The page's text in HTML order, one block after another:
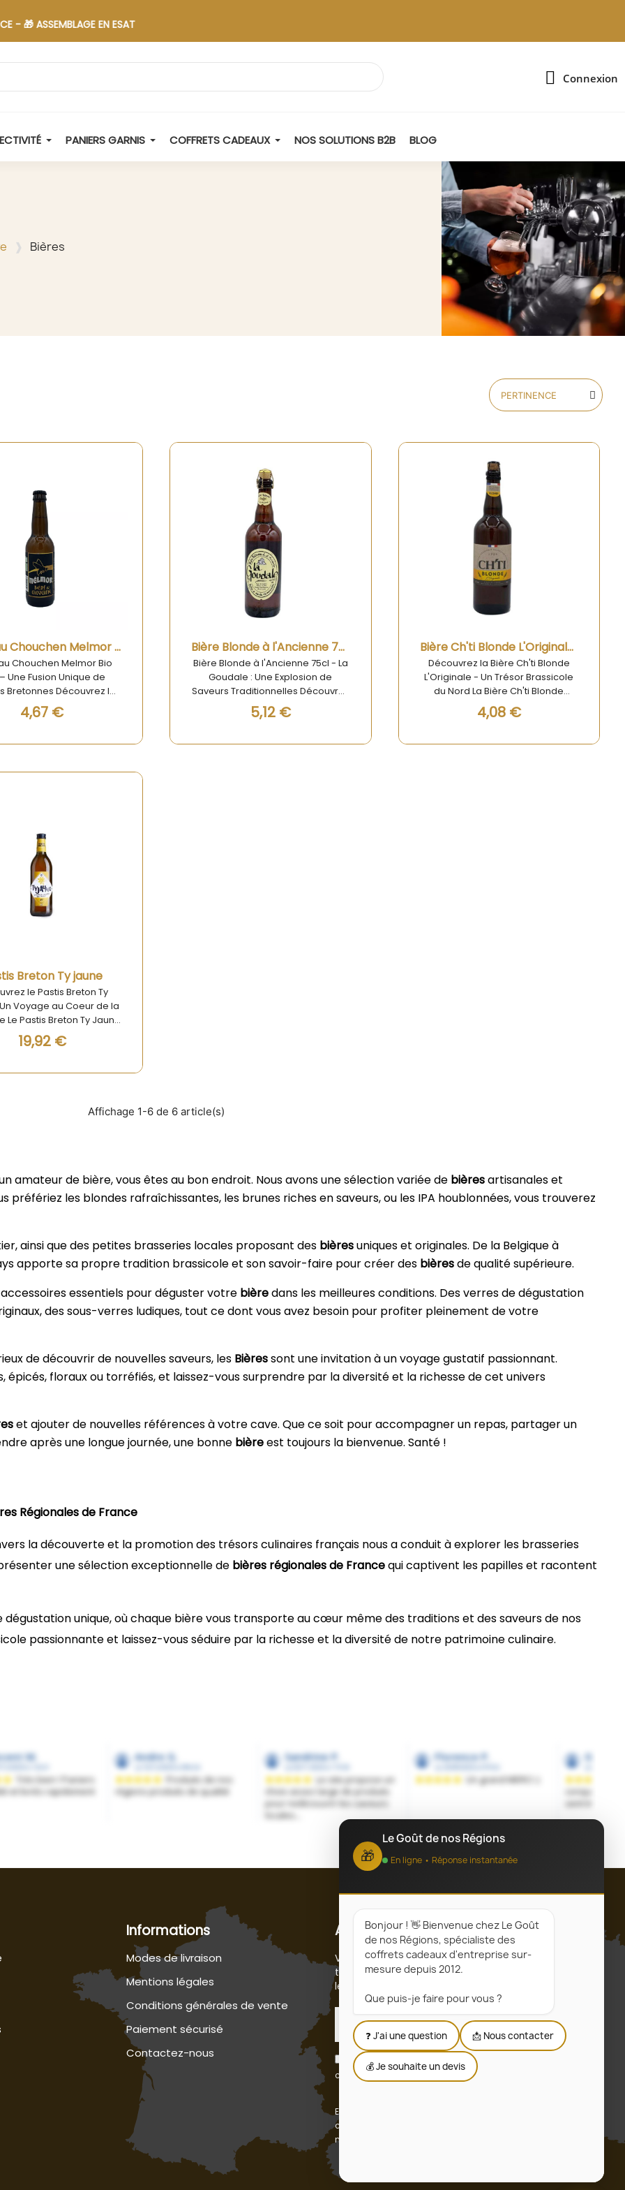
EN ESAT
Connexion
PANIERS GARNIS COFFRETS CADEAUX NOS SOLUTIONS B2B BLOG
Bières
Aperçu rapide Bière au Chouchen Melmor Bio 33cl
Chouchen Melmor Bio
Une Fusion Unique de
Bretonnes Découvrez la
Chouchen Melmor Bio
véritable innovation dans
Cette bière bio
française avec
avec des ingrédients
cette bière se
par son goût raffiné et
sucré, idéal pour les
de saveurs originales.
notre bière au
Melmor, vous optez
4,67 €
Aperçu rapide Bière Blonde à l'Ancienne 75cl - La Goudale
Bière Blonde à l'Ancienne 75cl - La
Goudale : Une Explosion de
Saveurs Traditionnelles Découvrez
la Bière Blonde à l'Ancienne 75cl
de La Goudale, un véritable délice
artisanales. Cette bière, d'une
5,12 €
Aperçu rapide Bière Ch'ti Blonde L'Originale - Bière De Garde
Découvrez la Bière Ch'ti Blonde
L'Originale - Un Trésor Brassicole
du Nord La Bière Ch'ti Blonde
L'Originale est bien plus qu'une
simple bière, c'est une expérience
richesse et l'authenticité du terroir
4,08 €
Aperçu rapide
Breton Ty jaune
le Pastis Breton Ty
Voyage au Coeur de la
Le Pastis Breton Ty Jaune
plus qu'une simple
alcoolisée ; c'est une
directement en
traditionnelle, ce pastis
un goût authentique et
une harmonie parfaite
des notes herbacées
Parfait pour les moments
il se savoure aussi bien
pour clôturer une
une note chaleureuse.
19,92 €
Affichage 1-6 de 6 article(s)
amateur de bière, vous êtes au bon endroit. Nous avons une sélection variée de bièresartisanales et
préfériez les blondes rafraîchissantes, les brunes riches en saveurs, ou les IPA houblonnées, vous trouverez
ainsi que des petites brasseries locales proposant des bièresuniques et originales. De la Belgique à
apporte sa propre tradition brassicole et son savoir-faire pour créer des bièresde qualité supérieure.
essentiels pour déguster votre bièredans les meilleures conditions. Des verres de dégustation
des sous-verres ludiques, tout ce dont vous avez besoin pour profiter pleinement de votre
de découvrir de nouvelles saveurs, les Bièressont une invitation à un voyage gustatif passionnant.
épicés, floraux ou torréfiés, et laissez-vous surprendre par la diversité et la richesse de cet univers
et ajouter de nouvelles références à votre cave. Que ce soit pour accompagner un repas, partager un
après une longue journée, une bonne bièreest toujours la bienvenue. Santé !
Régionales de France
la découverte et la promotion des trésors culinaires français nous a conduit à explorer les brasseries
une sélection exceptionnelle de bières régionales de Francequi captivent les papilles et racontent
unique, où chaque bière vous transporte au cœur même des traditions et des saveurs de nos
passionnante et laissez-vous séduire par la richesse et la diversité de notre patrimoine culinaire.
Informations
Modes de livraison
Mentions légales
Conditions générales de vente
Paiement sécurisé
Contactez-nous
Abonnez-vous
Vous pouvez vous désinscrire à tout moment. Vous
trouverez pour cela nos informations de contact dans
les conditions d'utilisation du site.
S’abonner
J'accepte les conditions générales et la politique de
confidentialité
En vous abonnant, vous acceptez notre politique de
confidentialité et consentez à recevoir des mises à jour de
notre entreprise.
🎁
Le Goût de nos Régions
En ligne • Réponse instantanée
Bonjour ! 👋 Bienvenue chez Le Goût
de nos Régions, spécialiste des
coffrets cadeaux d'entreprise sur-
mesure depuis 2012.
Que puis-je faire pour vous ?
❓ J'ai une question 📩 Nous contacter
💰 Je souhaite un devis